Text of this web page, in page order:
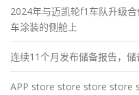
2024年与迈凯轮f1车队升级
车涂装的侧舱上
连续11个月发布储备报告，
APP store store store store